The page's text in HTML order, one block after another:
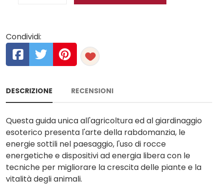
Condividi:
DESCRIZIONE RECENSIONI
Questa guida unica all'agricoltura ed al giardinaggio
esoterico presenta l'arte della rabdomanzia, le
energie sottili nel paesaggio, l'uso di rocce
energetiche e dispositivi ad energia libera con le
tecniche per migliorare la crescita delle piante e la
vitalità degli animali.